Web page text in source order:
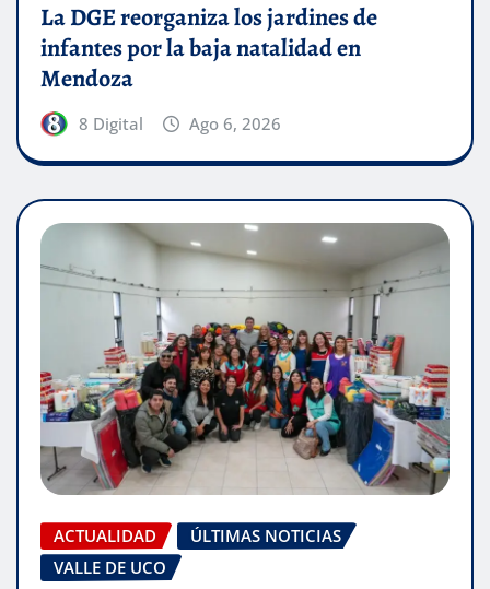
La DGE reorganiza los jardines de
infantes por la baja natalidad en
Mendoza
8 Digital Ago 6, 2026
ACTUALIDAD
ÚLTIMAS NOTICIAS
VALLE DE UCO